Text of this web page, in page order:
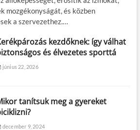
mozgékonyságát, és közben
a szervezethez.…
kezdőknek: így válhat
és élvezetes sporttá
június 22, 2026
tanítsuk meg a gyereket
december 9, 2024